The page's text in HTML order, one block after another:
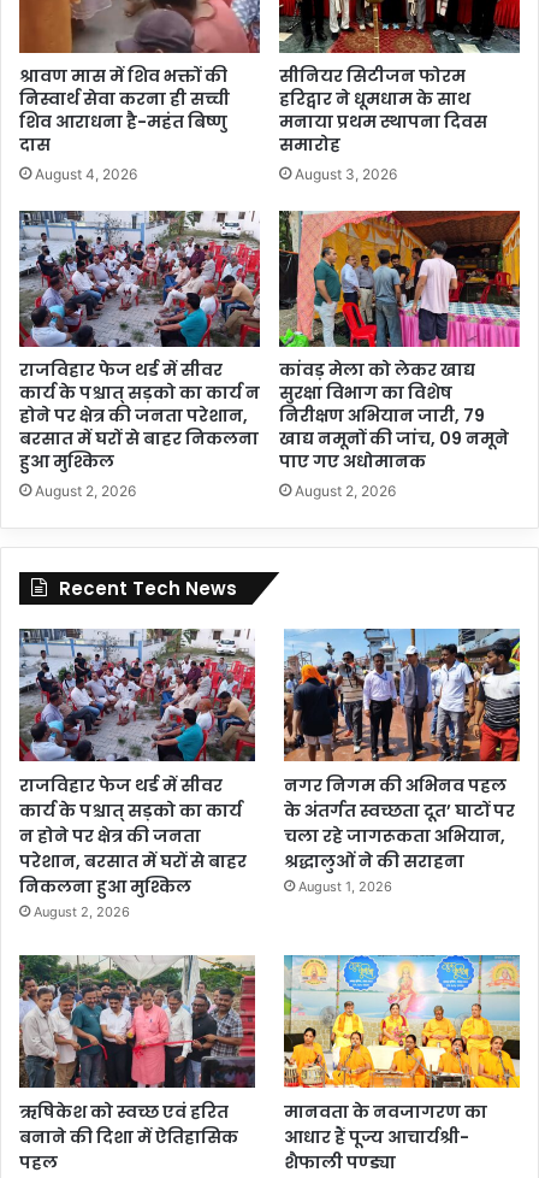
श्रावण मास में शिव भक्तों की
निस्वार्थ सेवा करना ही सच्ची
शिव आराधना है-महंत बिष्णु
दास
August 4, 2026
सीनियर सिटीजन फोरम
हरिद्वार ने धूमधाम के साथ
मनाया प्रथम स्थापना दिवस
समारोह
August 3, 2026
राजविहार फेज थर्ड में सीवर
कार्य के पश्चात् सड़को का कार्य न
होने पर क्षेत्र की जनता परेशान,
बरसात में घरों से बाहर निकलना
हुआ मुश्किल
August 2, 2026
कांवड़ मेला को लेकर खाद्य
सुरक्षा विभाग का विशेष
निरीक्षण अभियान जारी, 79
खाद्य नमूनों की जांच, 09 नमूने
पाए गए अधोमानक
August 2, 2026
Recent Tech News
राजविहार फेज थर्ड में सीवर
कार्य के पश्चात् सड़को का कार्य
न होने पर क्षेत्र की जनता
परेशान, बरसात में घरों से बाहर
निकलना हुआ मुश्किल
August 2, 2026
नगर निगम की अभिनव पहल
के अंतर्गत स्वच्छता दूत’ घाटों पर
चला रहे जागरूकता अभियान,
श्रद्धालुओं ने की सराहना
August 1, 2026
ऋषिकेश को स्वच्छ एवं हरित
बनाने की दिशा में ऐतिहासिक
पहल
मानवता के नवजागरण का
आधार हैं पूज्य आचार्यश्री-
शैफाली पण्ड्या